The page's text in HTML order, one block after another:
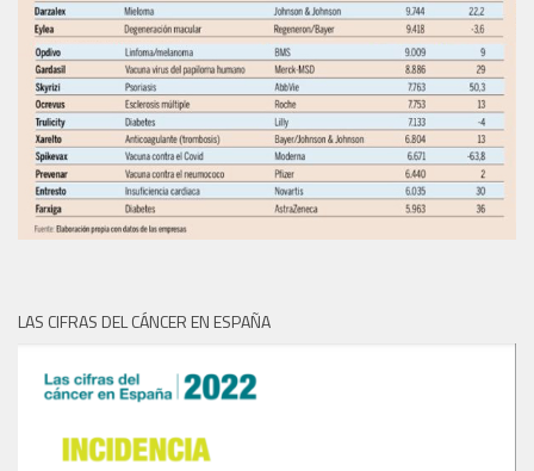
LAS CIFRAS DEL CÁNCER EN ESPAÑA